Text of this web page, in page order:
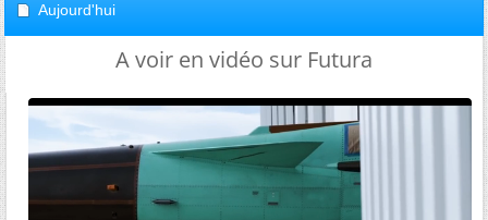
Aujourd'hui
A voir en vidéo sur Futura